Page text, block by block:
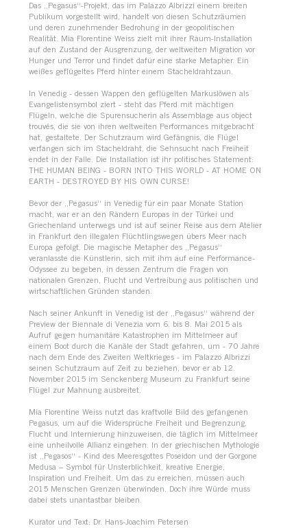
Das „Pegasus“-Projekt, das im Palazzo Albrizzi einem breiten
Publikum vorgestellt wird, handelt von diesen Schutzräumen
und deren zunehmender Bedrohung in der geopolitischen
Realität. Mia Florentine Weiss zielt mit ihrer Raum-Installation
auf den Zustand der Ausgrenzung, der weltweiten Migration vor
Hunger und Terror und findet dafür eine starke Metapher. Ein
weißes geflügeltes Pferd hinter einem Stacheldrahtzaun.
In Venedig - dessen Wappen den geflügelten Markuslöwen als
Evangelistensymbol ziert - steht das Pferd mit mächtigen
Flügeln, welche die Spurensucherin als Assemblage aus object
trouvés, die sie von ihren weltweiten Performances mitgebracht
hat, gestaltete. Der Schutzraum wird Gefängnis, die Flügel
verfangen sich im Stacheldraht, die Sehnsucht nach Freiheit
endet in der Falle. Die Installation ist ihr politisches Statement:
THE HUMAN BEING - BORN INTO THIS WORLD - AT HOME ON
EARTH - DESTROYED BY HIS OWN CURSE!
Bevor der „Pegasus“ in Venedig für ein paar Monate Station
macht, war er an den Rändern Europas in der Türkei und
Griechenland unterwegs und ist auf seiner Reise aus dem Atelier
in Frankfurt den illegalen Flüchtlingswegen übers Meer nach
Europa gefolgt. Die magische Metapher des „Pegasus“
veranlasste die Künstlerin, sich mit ihm auf eine Performance-
Odyssee zu begeben, in dessen Zentrum die Fragen von
nationalen Grenzen, Flucht und Vertreibung aus politischen und
wirtschaftlichen Gründen standen.
Nach seiner Ankunft in Venedig ist der „Pegasus“ während der
Preview der Biennale di Venezia vom 6. bis 8. Mai 2015 als
Aufruf gegen humanitäre Katastrophen im Mittelmeer auf
einem Boot durch die Kanäle der Stadt gefahren, um - 70 Jahre
nach dem Ende des Zweiten Weltkrieges - im Palazzo Albrizzi
seinen Schutzraum auf Zeit zu beziehen, bevor er ab 12.
November 2015 im Senckenberg Museum zu Frankfurt seine
Flügel zur Mahnung ausbreitet.
Mia Florentine Weiss nutzt das kraftvolle Bild des gefangenen
Pegasus, um auf die Widersprüche Freiheit und Begrenzung,
Flucht und Internierung hinzuweisen, die täglich im Mittelmeer
eine unheilvolle Allianz eingehen. In der griechischen Mythologie
ist „Pegasos“ - Kind des Meeresgottes Poseidon und der Gorgone
Medusa – Symbol für Unsterblichkeit, kreative Energie,
Inspiration und Freiheit. Um das zu erreichen, müssen auch
2015 Menschen Grenzen überwinden. Doch ihre Würde muss
dabei stets unantastbar bleiben.
Kurator und Text: Dr. Hans-Joachim Petersen